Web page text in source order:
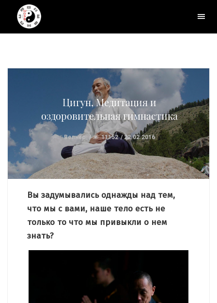
Цигун, Медитация и
оздоровительная гимнастика
Велнес 11152 22.02.2016
Вы задумывались однажды над тем,
что мы с вами, наше тело есть не
только то что мы привыкли о нем
знать?